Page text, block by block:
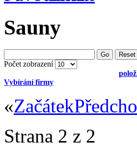
Sauny
Go Reset
Počet zobrazení
Vybírání firmy
«Začátek
Strana 2 z 2